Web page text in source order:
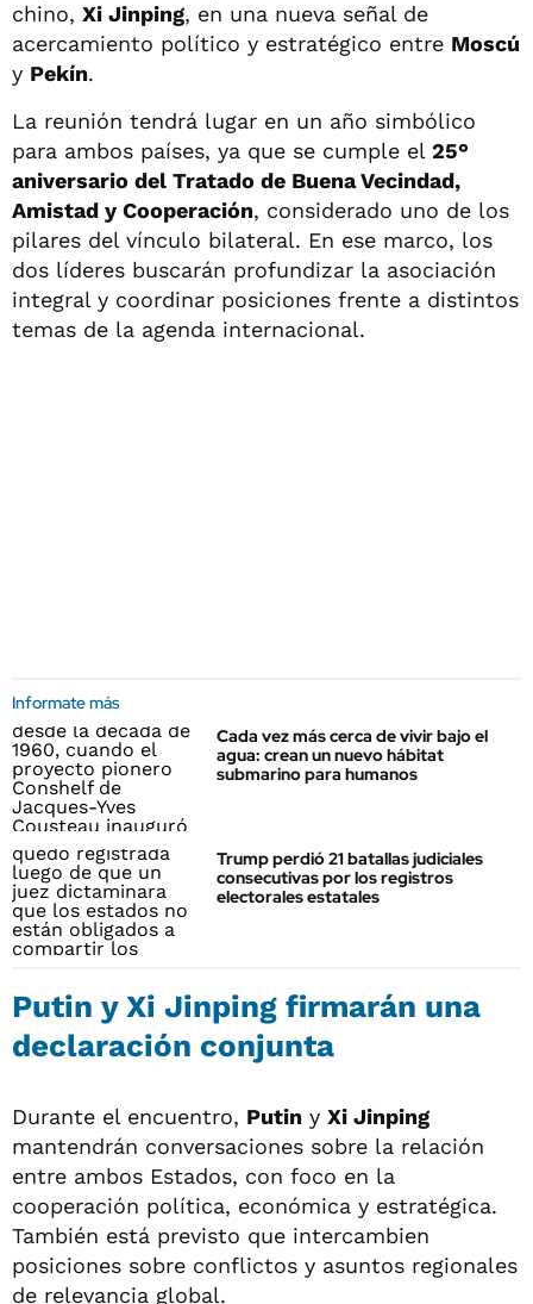
chino, Xi Jinping, en una nueva señal de
acercamiento político y estratégico entre Moscú
y Pekín.
La reunión tendrá lugar en un año simbólico
para ambos países, ya que se cumple el 25°
aniversario del Tratado de Buena Vecindad,
Amistad y Cooperación, considerado uno de los
pilares del vínculo bilateral. En ese marco, los
dos líderes buscarán profundizar la asociación
integral y coordinar posiciones frente a distintos
temas de la agenda internacional.
Informate más
Cada vez más cerca de vivir bajo el
agua: crean un nuevo hábitat
submarino para humanos
Trump perdió 21 batallas judiciales
consecutivas por los registros
electorales estatales
Putin y Xi Jinping firmarán una
declaración conjunta
Durante el encuentro, Putin y Xi Jinping
mantendrán conversaciones sobre la relación
entre ambos Estados, con foco en la
cooperación política, económica y estratégica.
También está previsto que intercambien
posiciones sobre conflictos y asuntos regionales
de relevancia global.